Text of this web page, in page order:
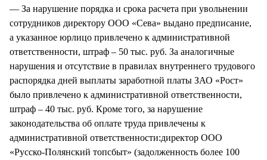
— За нарушение порядка и срока расчета при увольнении
сотрудников директору ООО «Сева» выдано предписание,
а указанное юрлицо привлечено к административной
ответственности, штраф – 50 тыс. руб. За аналогичные
нарушения и отсутствие в правилах внутреннего трудового
распорядка дней выплаты заработной платы ЗАО «Рост»
было привлечено к административной ответственности,
штраф – 40 тыс. руб. Кроме того, за нарушение
законодательства об оплате труда привлечены к
административной ответственности:директор ООО
«Русско-Полянский топсбыт» (задолженность более 100